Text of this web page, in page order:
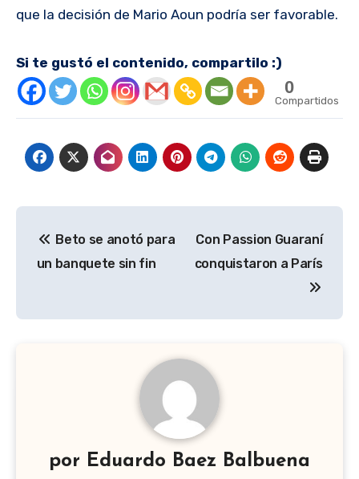
que la decisión de Mario Aoun podría ser favorable.
Si te gustó el contenido, compartilo :)
0
Compartidos
de
Beto se anotó para
un banquete sin fin
Con Passion Guaraní
conquistaron a París
por Eduardo Baez Balbuena